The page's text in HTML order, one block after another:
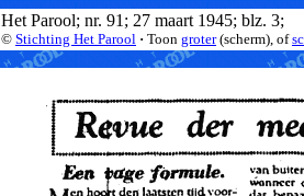
Het Parool; nr. 91; 27 maart 1945; blz. 3;
© Stichting Het Parool · Toon groter(scherm), of